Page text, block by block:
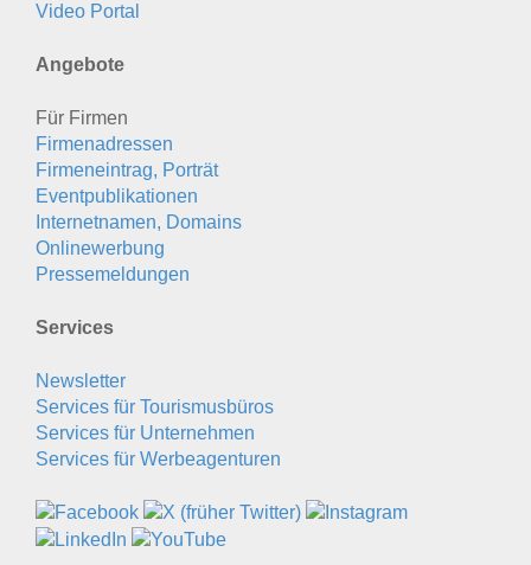
Video Portal
Angebote
Für Firmen
Firmenadressen
Firmeneintrag, Porträt
Eventpublikationen
Internetnamen, Domains
Onlinewerbung
Pressemeldungen
Services
Newsletter
Services für Tourismusbüros
Services für Unternehmen
Services für Werbeagenturen